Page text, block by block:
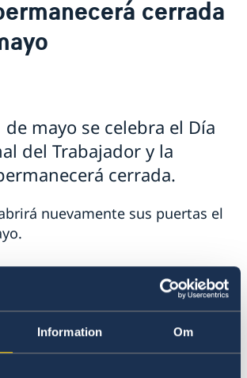
Information Om
de Protección de Datos (RGPD)
a documentos públicos
promoción cultural y comercial
cerrada
de mayo se celebra el Día
del Trabajador y la
cerrada.
nuevamente sus puertas el
urgencia y/o si la Embajada
puede llamar a la Embajada y
para ser transferido al
(24h) del Ministerio de
en Suecia.